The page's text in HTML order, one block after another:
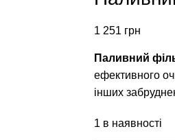
1 251 грн
Паливний
ефективного
інших
1 в наявності